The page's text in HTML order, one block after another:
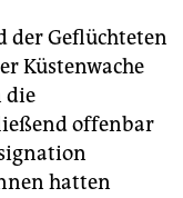
der Geflüchteten
Küstenwache
die
offenbar
hatten